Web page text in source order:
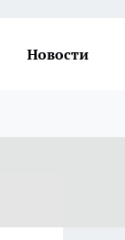
Новости